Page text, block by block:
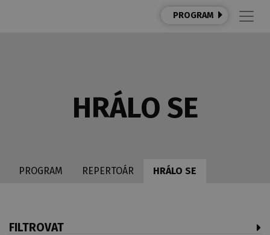
PROGRAM
HRÁLO SE
PROGRAM REPERTOÁR HRÁLO SE
FILTROVAT